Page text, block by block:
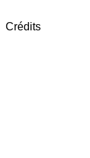
Crédits